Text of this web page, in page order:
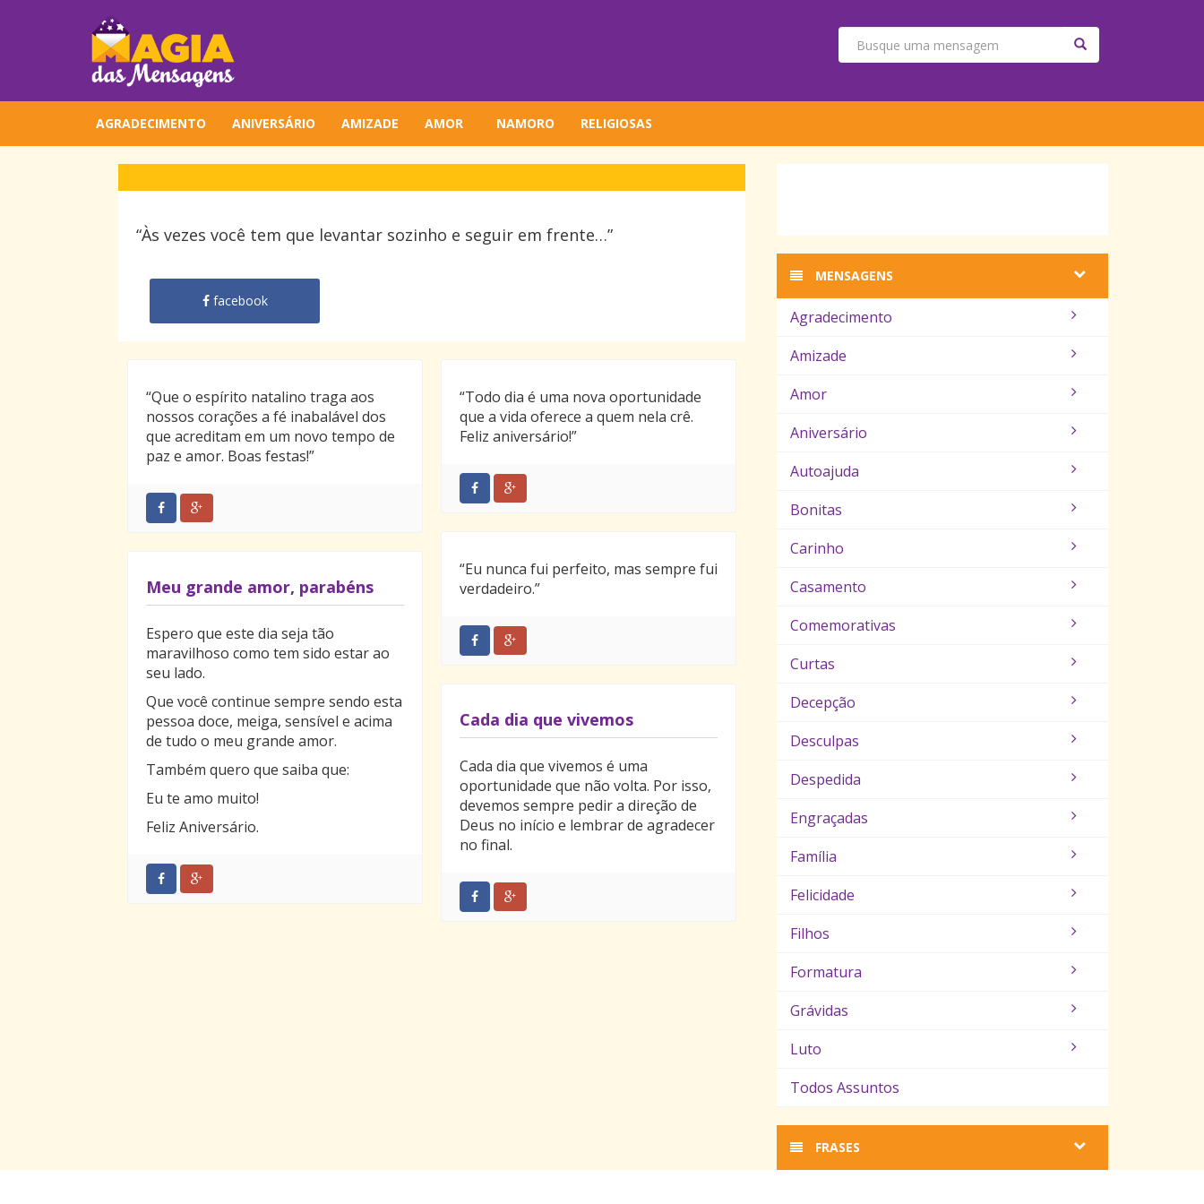
AGRADECIMENTO ANIVERSÁRIO AMIZADE AMOR NAMORO RELIGIOSAS
“Às vezes você tem que levantar sozinho e seguir em frente…”
facebook
“Que o espírito natalino traga aos
nossos corações a fé inabalável dos
que acreditam em um novo tempo de
paz e amor. Boas festas!”
“Todo dia é uma nova oportunidade
que a vida oferece a quem nela crê.
Feliz aniversário!”
“Eu nunca fui perfeito, mas sempre fui
verdadeiro.”
Meu grande amor, parabéns
Espero que este dia seja tão
maravilhoso como tem sido estar ao
seu lado.
Que você continue sempre sendo esta
pessoa doce, meiga, sensível e acima
de tudo o meu grande amor.
Também quero que saiba que:
Eu te amo muito!
Feliz Aniversário.
Cada dia que vivemos
Cada dia que vivemos é uma
oportunidade que não volta. Por isso,
devemos sempre pedir a direção de
Deus no início e lembrar de agradecer
no final.
MENSAGENS
Agradecimento
Amizade
Amor
Aniversário
Autoajuda
Bonitas
Carinho
Casamento
Comemorativas
Curtas
Decepção
Desculpas
Despedida
Engraçadas
Família
Felicidade
Filhos
Formatura
Grávidas
Luto
Todos Assuntos
FRASES